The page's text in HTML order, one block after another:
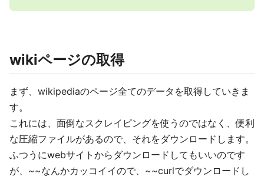
wikiページの取得
まず、wikipediaのページ全てのデータを取得していきま
す。
これには、面倒なスクレイピングを使うのではなく、便利
な圧縮ファイルがあるので、それをダウンロードします。
ふつうにwebサイトからダウンロードしてもいいのです
が、~~なんかカッコイイので、~~curlでダウンロードし